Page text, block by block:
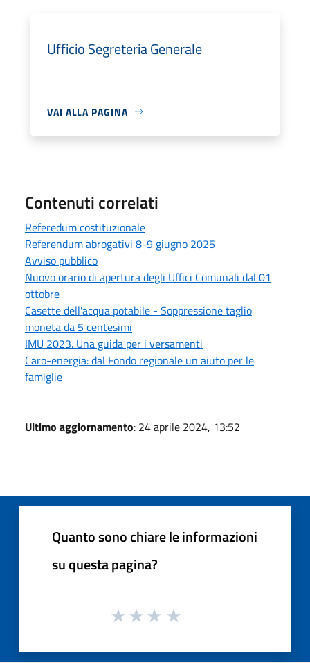
Ufficio Segreteria Generale
VAI ALLA PAGINA
Contenuti correlati
Referedum costituzionale
Referendum abrogativi 8-9 giugno 2025
Avviso pubblico
Nuovo orario di apertura degli Uffici Comunali dal 01
ottobre
Casette dell'acqua potabile - Soppressione taglio
moneta da 5 centesimi
IMU 2023. Una guida per i versamenti
Caro-energia: dal Fondo regionale un aiuto per le
famiglie
Ultimo aggiornamento: 24 aprile 2024, 13:52
Quanto sono chiare le informazioni
su questa pagina?